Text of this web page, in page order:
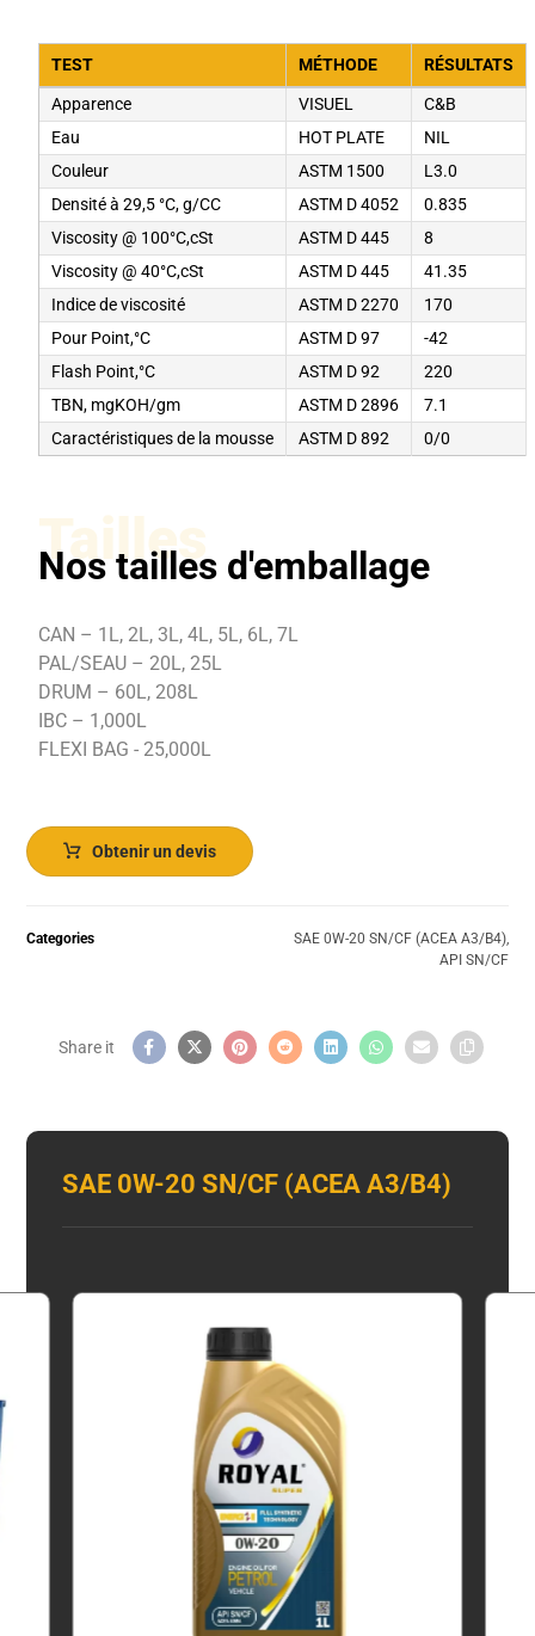
TEST MÉTHODE RÉSULTATS
Apparence VISUEL
C&B
Eau
HOT PLATE
NIL
Couleur
ASTM 1500
L3.0
Densité à 29,5 °C, g/CC
ASTM D 4052
0.835
Viscosity @ 100°C,cSt
ASTM D 445
8
Viscosity @ 40°C,cSt
ASTM D 445
41.35
Indice de viscosité
ASTM D 2270
170
Pour Point,°C
ASTM D 97
-42
Flash Point,°C
ASTM D 92
220
TBN, mgKOH/gm
ASTM D 2896
7.1
Caractéristiques de la mousse
ASTM D 892 0/0
Tailles
Nos tailles d'emballage
CAN – 1L, 2L, 3L, 4L, 5L, 6L, 7L
PAL/SEAU – 20L, 25L
DRUM – 60L, 208L
IBC – 1,000L
FLEXI BAG - 25,000L
Obtenir un devis
Categories SAE 0W-20 SN/CF (ACEA A3/B4),
API SN/CF
SAE 0W-20 SN/CF (ACEA A3/B4)